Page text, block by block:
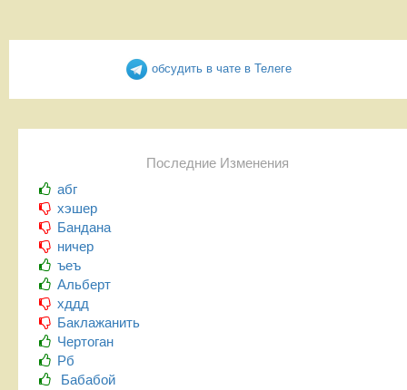
обсудить в чате в Телеге
Последние Изменения
абг
хэшер
Бандана
ничер
ъеъ
Альберт
хддд
Баклажанить
Чертоган
Рб
Бабабой